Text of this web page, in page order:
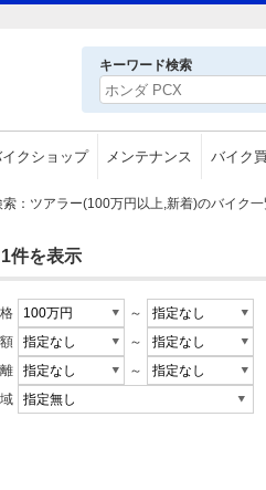
キーワード検索
クショップ メンテナンス バイク
索：ツアラー(100万円以上,新着)のバイク
件を表示
～
～
～